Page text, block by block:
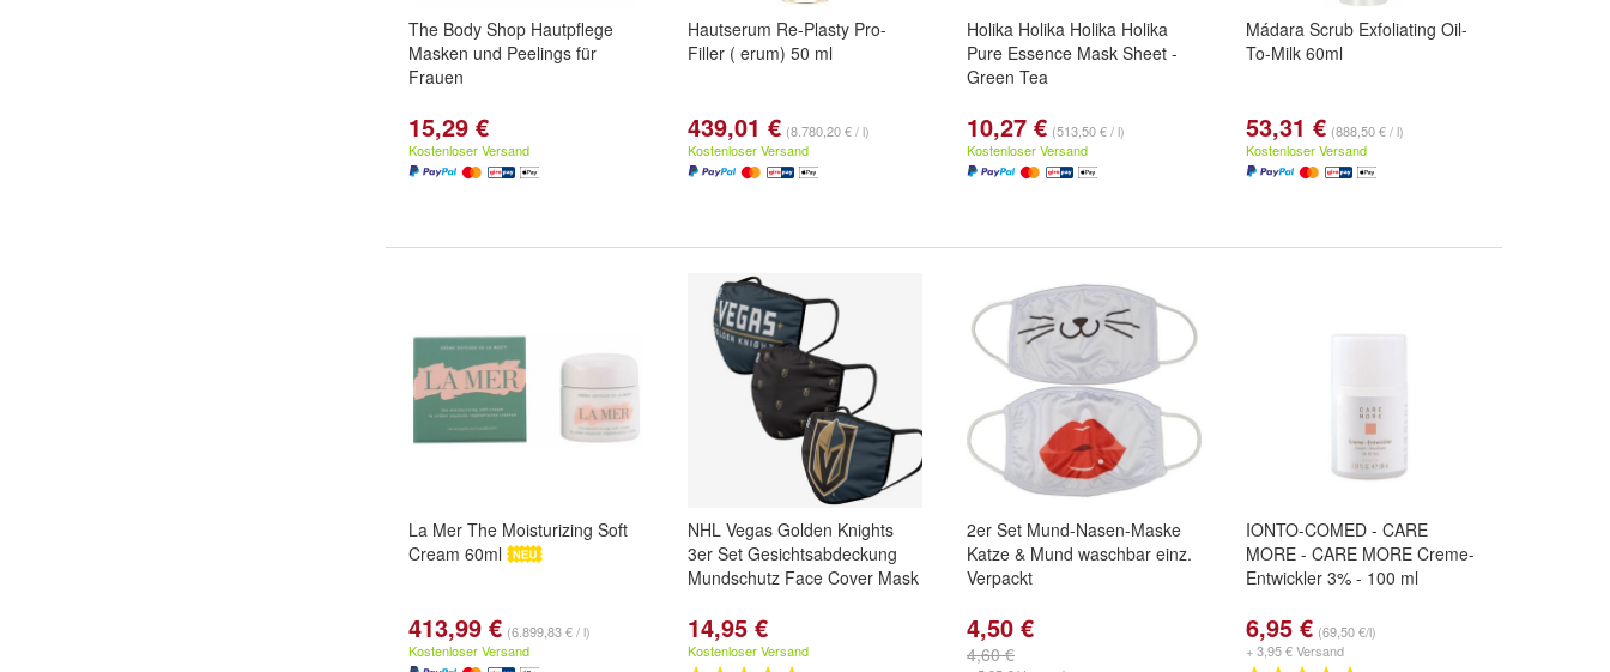
The Body Shop Hautpflege
Masken und Peelings für
Frauen
15,29 €
Kostenloser Versand
Hautserum Re-Plasty Pro-
Filler ( erum) 50 ml
439,01 € (8.780,20 € / l)
Kostenloser Versand
Holika Holika Holika Holika
Pure Essence Mask Sheet -
Green Tea
10,27 € (513,50 € / l)
Kostenloser Versand
Mádara Scrub Exfoliating Oil-
To-Milk 60ml
53,31 € (888,50 € / l)
Kostenloser Versand
La Mer The Moisturizing Soft
Cream 60ml
413,99 € (6.899,83 € / l)
Kostenloser Versand
NHL Vegas Golden Knights
3er Set Gesichtsabdeckung
Mundschutz Face Cover Mask
14,95 €
Kostenloser Versand
2er Set Mund-Nasen-Maske
Katze & Mund waschbar einz.
Verpackt
4,50 €
4,60 €
IONTO-COMED - CARE
MORE - CARE MORE Creme-
Entwickler 3% - 100 ml
6,95 € (69,50 €/l)
+ 3,95 € Versand